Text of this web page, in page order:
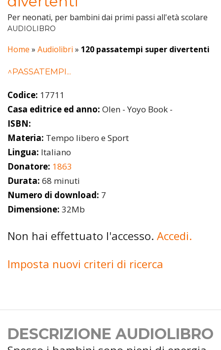
Per neonati, per bambini dai primi passi all'età scolare
AUDIOLIBRO
Home » Audiolibri » 120 passatempi super divertenti
^PASSATEMPI...
Codice: 17711
Casa editrice ed anno: Olen - Yoyo Book -
ISBN:
Materia: Tempo libero e Sport
Lingua: Italiano
Donatore: 1863
Durata: 68 minuti
Numero di download: 7
Dimensione: 32Mb
Non hai effettuato l'accesso. Accedi.
Imposta nuovi criteri di ricerca
DESCRIZIONE AUDIOLIBRO